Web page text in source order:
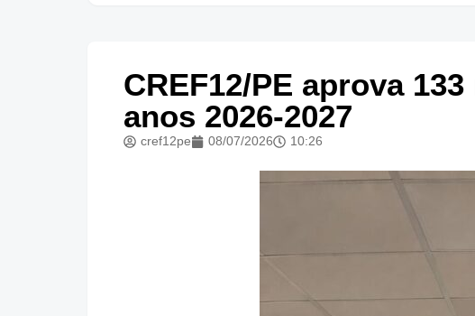
CREF12/PE aprova
anos 2026-2027
cref12pe 08/07/2026 10:26